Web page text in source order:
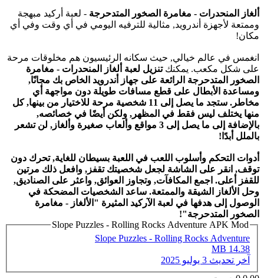
ألغاز المنحدرات - مغامرة الصخور المتدحرجة - لعبة أركيد مبهجة
وممتعة لأجهزة أندرويد, مثالية للترفيه اليومي في أي وقت وفي أي
مكان!
انغمس في عالم خيالي, حيث سكانه الرئيسيون هم مخلوقات مرحة
على شكل مكعب. يمكنكتنزيل لعبة ألغاز المنحدرات - مغامرة
الصخور المتدحرجة الرائعة على جهاز أندرويد الخاص بك مجانًا,
ومساعدة الأبطال على قطع مسافات طويلة دون مواجهة أي
مخاطر. ستجد ما يصل إلى 11 شخصية مرحة للاختيار من بينها, كل
منها يختلف ليس فقط في المظهر, ولكن أيضًا في خصائصه,
بالإضافة إلى ما يصل إلى 3 مواقع وألعاب صغيرة وألغاز, لن تشعر
بالملل أبدًا!
أدوات التحكم وأسلوب اللعب في اللعبة بسيطان للغاية, تحرك دون
توقف, انقر على الشاشة لجعل شخصيتك تقفز, وافعل ذلك مرتين
للقفز أعلى. اجمع المكافآت, وتجاوز العوائق, واعثر على الصناديق,
وحل الألغاز الشيقة والممتعة. ساعد الشخصيات المضحكة في
الوصول إلى هدفها في لعبة الآركيد المثيرة "الألغاز - مغامرة
الصخور المتدحرجة"!
Slope Puzzles - Rolling Rocks Adventure APK Mod
Slope Puzzles - Rolling Rocks Adventure
14.38 MB
آخر تحديث 3 يوليو 2025